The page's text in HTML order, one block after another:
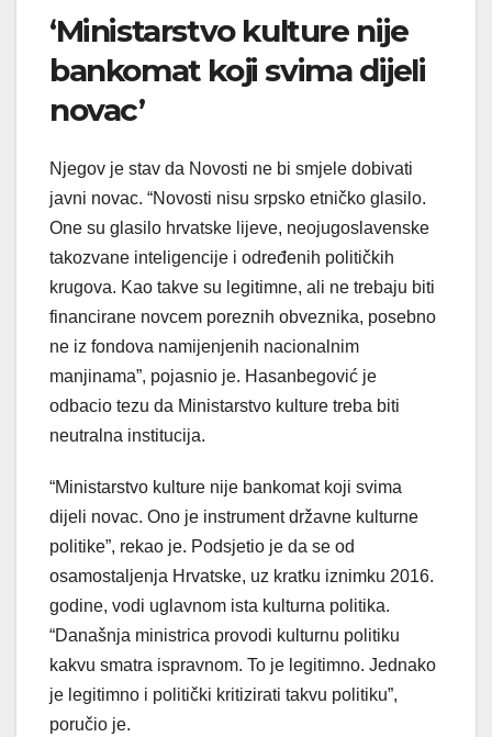
‘Ministarstvo kulture nije
bankomat koji svima dijeli
novac’
Njegov je stav da Novosti ne bi smjele dobivati
javni novac. “Novosti nisu srpsko etničko glasilo.
One su glasilo hrvatske lijeve, neojugoslavenske
takozvane inteligencije i određenih političkih
krugova. Kao takve su legitimne, ali ne trebaju biti
financirane novcem poreznih obveznika, posebno
ne iz fondova namijenjenih nacionalnim
manjinama”, pojasnio je. Hasanbegović je
odbacio tezu da Ministarstvo kulture treba biti
neutralna institucija.
“Ministarstvo kulture nije bankomat koji svima
dijeli novac. Ono je instrument državne kulturne
politike”, rekao je. Podsjetio je da se od
osamostaljenja Hrvatske, uz kratku iznimku 2016.
godine, vodi uglavnom ista kulturna politika.
“Današnja ministrica provodi kulturnu politiku
kakvu smatra ispravnom. To je legitimno. Jednako
je legitimno i politički kritizirati takvu politiku”,
poručio je.